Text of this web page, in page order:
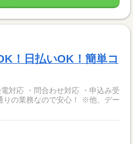
！日払いOK！簡単コ
対応 ・問合わせ対応 ・申込み受
なので安心！ ※他、デー